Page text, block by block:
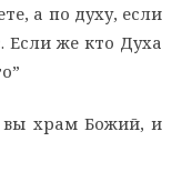
а по духу, если
. Если же кто Духа
вы храм Божий, и